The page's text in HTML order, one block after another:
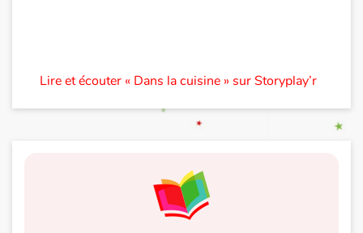
Lire et écouter « Dans la cuisine » sur Storyplay’r